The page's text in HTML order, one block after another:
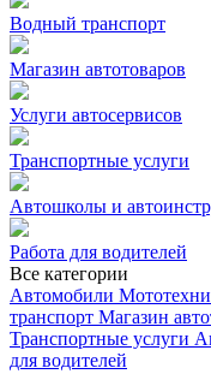
Водный транспорт
Магазин автотоваров
Услуги автосервисов
Транспортные услуги
Автошколы и
Работа для водителей
Все категории
Автомобили
транспорт Магазин
Транспортные услуги
для водителей